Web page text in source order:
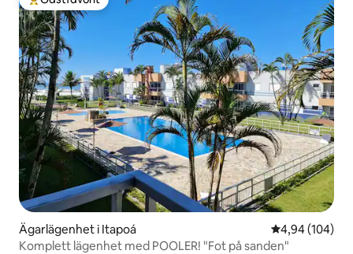
Populär gästfavorit
Ägarlägenhet i Itapoá 4,94 av 5 i
4,94 (104)
Komplett lägenhet med POOLER! "Fot på sanden"